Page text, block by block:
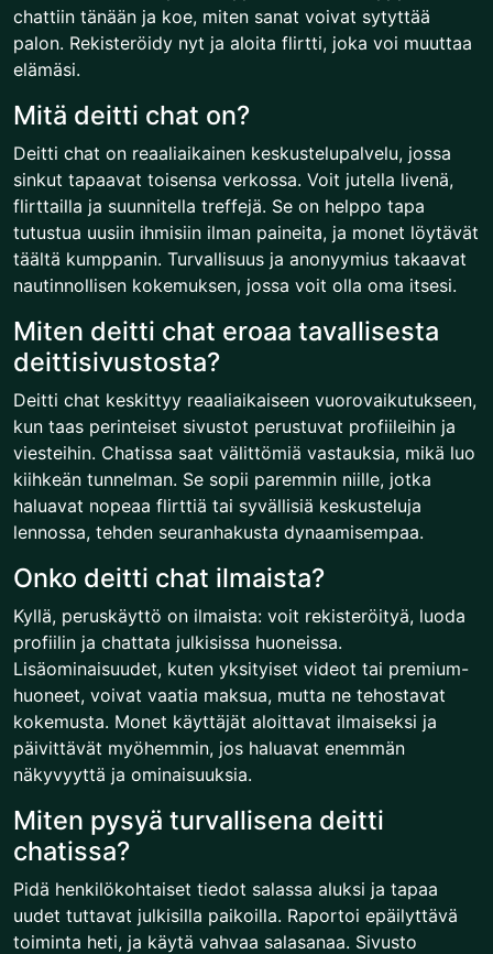
chattiin tänään ja koe, miten sanat voivat sytyttää
palon. Rekisteröidy nyt ja aloita flirtti, joka voi muuttaa
elämäsi.
Mitä deitti chat on?
Deitti chat on reaaliaikainen keskustelupalvelu, jossa
sinkut tapaavat toisensa verkossa. Voit jutella livenä,
flirttailla ja suunnitella treffejä. Se on helppo tapa
tutustua uusiin ihmisiin ilman paineita, ja monet löytävät
täältä kumppanin. Turvallisuus ja anonyymius takaavat
nautinnollisen kokemuksen, jossa voit olla oma itsesi.
Miten deitti chat eroaa tavallisesta
deittisivustosta?
Deitti chat keskittyy reaaliaikaiseen vuorovaikutukseen,
kun taas perinteiset sivustot perustuvat profiileihin ja
viesteihin. Chatissa saat välittömiä vastauksia, mikä luo
kiihkeän tunnelman. Se sopii paremmin niille, jotka
haluavat nopeaa flirttiä tai syvällisiä keskusteluja
lennossa, tehden seuranhakusta dynaamisempaa.
Onko deitti chat ilmaista?
Kyllä, peruskäyttö on ilmaista: voit rekisteröityä, luoda
profiilin ja chattata julkisissa huoneissa.
Lisäominaisuudet, kuten yksityiset videot tai premium-
huoneet, voivat vaatia maksua, mutta ne tehostavat
kokemusta. Monet käyttäjät aloittavat ilmaiseksi ja
päivittävät myöhemmin, jos haluavat enemmän
näkyvyyttä ja ominaisuuksia.
Miten pysyä turvallisena deitti
chatissa?
Pidä henkilökohtaiset tiedot salassa aluksi ja tapaa
uudet tuttavat julkisilla paikoilla. Raportoi epäilyttävä
toiminta heti, ja käytä vahvaa salasanaa. Sivusto